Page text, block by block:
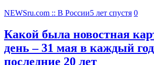
NEWSru.com :: В России5 лет спустя 0
Какой была новостная
день – 31 мая в каждый
последние 20 лет